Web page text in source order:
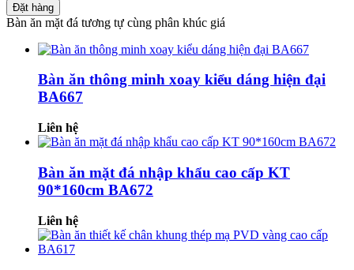
Đặt hàng
Bàn ăn mặt đá tương tự cùng phân khúc giá
Bàn ăn thông minh xoay kiểu dáng hiện đại
BA667
Liên hệ
Bàn ăn mặt đá nhập khẩu cao cấp KT
90*160cm BA672
Liên hệ